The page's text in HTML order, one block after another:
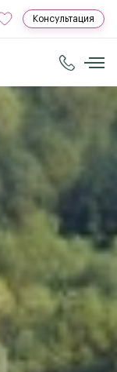
Консультация